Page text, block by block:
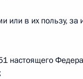
в их пользу,
настоящего